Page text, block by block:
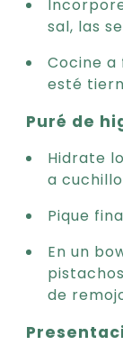
sal, las
Cocine a
esté
Puré de
Hidrate
a
Pique
En un
de